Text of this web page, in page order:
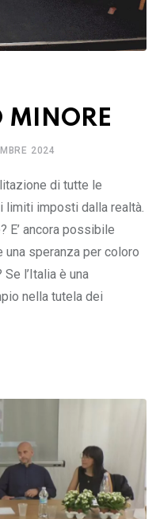
MINORE
2024
di tutte le
limiti imposti dalla realtà.
E’ ancora possibile
una speranza per coloro
l’Italia è una
nella tutela dei